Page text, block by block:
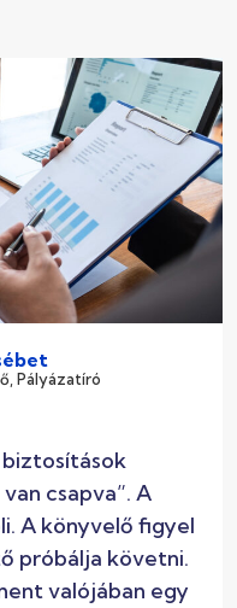
Pályázatíró
csapva”. A
A könyvelő figyel
próbálja követni.
valójában egy